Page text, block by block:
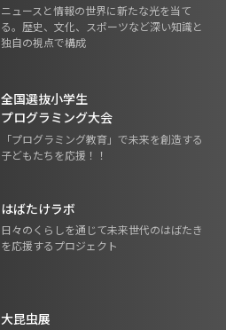
ニュースと情報の世界に新たな光を当て
る。歴史、文化、スポーツなど深い知識と
独自の視点で構成
全国選抜小学生
プログラミング大会
「プログラミング教育」で未来を創造する
子どもたちを応援！！
はばたけラボ
日々のくらしを通じて未来世代のはばたき
を応援するプロジェクト
大昆虫展